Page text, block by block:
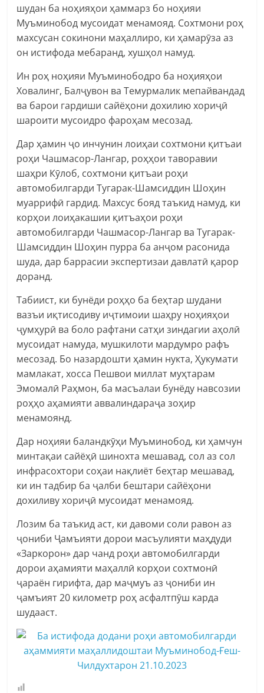
шудан ба ноҳияҳои ҳаммарз бо ноҳияи
Муъминобод мусоидат менамояд. Сохтмони роҳ
махсусан сокинони маҳаллиро, ки ҳамарӯза аз
он истифода мебаранд, хушҳол намуд.
Ин роҳ ноҳияи Муъминободро ба ноҳияҳои
Ховалинг, Балҷувон ва Темурмалик мепайвандад
ва барои гардиши сайёҳони дохилию хориҷӣ
шароити мусоидро фароҳам месозад.
Дар ҳамин ҷо инчунин лоиҳаи сохтмони қитъаи
роҳи Чашмасор-Лангар, роҳҳои таворавии
шаҳри Кӯлоб, сохтмони қитъаи роҳи
автомобилгарди Тугарак-Шамсиддин Шоҳин
муаррифӣ гардид. Махсус бояд таъкид намуд, ки
корҳои лоиҳакашии қитъаҳои роҳи
автомобилгарди Чашмасор-Лангар ва Тугарак-
Шамсиддин Шоҳин пурра ба анҷом расонида
шуда, дар баррасии экспертизаи давлатӣ қарор
доранд.
Табиист, ки бунёди роҳҳо ба беҳтар шудани
вазъи иқтисодиву иҷтимоии шаҳру ноҳияҳои
ҷумҳурӣ ва боло рафтани сатҳи зиндагии аҳолӣ
мусоидат намуда, мушкилоти мардумро рафъ
месозад. Бо назардошти ҳамин нукта, Ҳукумати
мамлакат, хосса Пешвои миллат муҳтарам
Эмомалӣ Раҳмон, ба масъалаи бунёду навсозии
роҳҳо аҳамияти аввалиндараҷа зоҳир
менамоянд.
Дар ноҳияи баландкӯҳи Муъминобод, ки ҳамчун
минтақаи сайёҳӣ шинохта мешавад, сол аз сол
инфрасохтори соҳаи нақлиёт беҳтар мешавад,
ки ин тадбир ба ҷалби бештари сайёҳони
дохиливу хориҷӣ мусоидат менамояд.
Лозим ба таъкид аст, ки давоми соли равон аз
ҷониби Ҷамъияти дорои масъулияти маҳдуди
«Заркорон» дар чанд роҳи автомобилгарди
дорои аҳамияти маҳаллӣ корҳои сохтмонӣ
ҷараён гирифта, дар маҷмуъ аз ҷониби ин
ҷамъият 20 километр роҳ асфалтпӯш карда
шудааст.